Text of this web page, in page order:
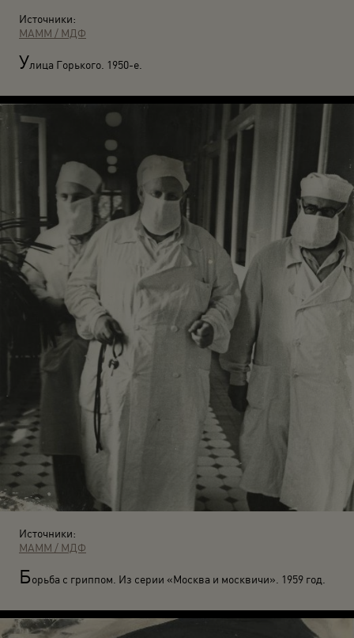
Источники:
МАММ / МДФ
Улица Горького. 1950-е.
Источники:
МАММ / МДФ
Борьба с гриппом. Из серии «Москва и москвичи». 1959 год.